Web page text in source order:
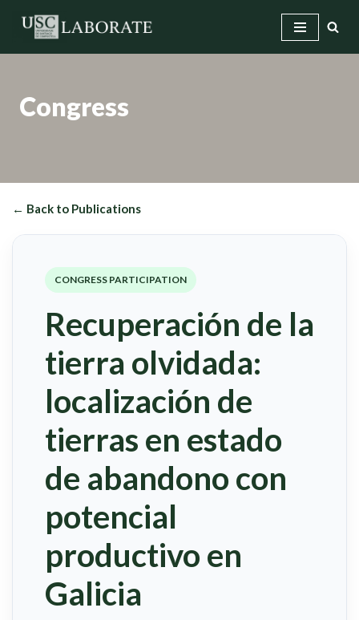
Congress
← Back to Publications
CONGRESS PARTICIPATION
Recuperación de la
tierra olvidada:
localización de
tierras en estado
de abandono con
potencial
productivo en
Galicia